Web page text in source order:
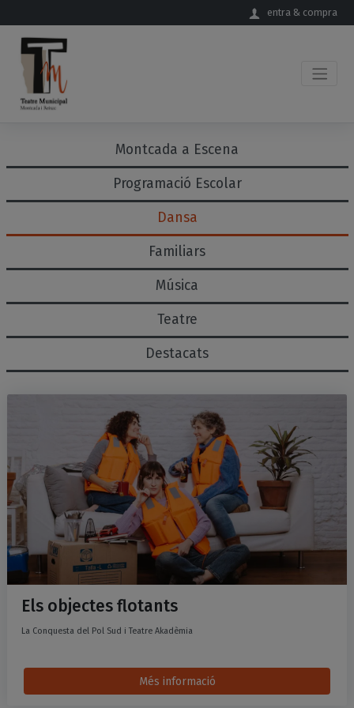
entra & compra
Destacats
Teatre
Música
Familiars
Dansa
Programació Escolar
Montcada a Escena
Espectacles de la
Llistat d'esdeveniments
Els objectes flotants
La Conquesta del Pol Sud i Teatre Akadèmia
Més informació